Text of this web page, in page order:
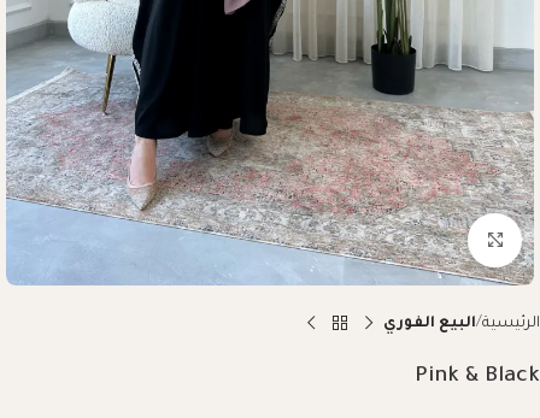
Click to enlarge
الرئيسية البيع الفوري
Pink & Black